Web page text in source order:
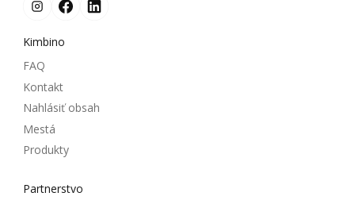
Kimbino
FAQ
Kontakt
Nahlásiť obsah
Mestá
Produkty
Partnerstvo